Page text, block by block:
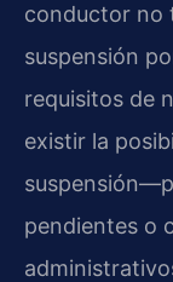
conductor no
suspensión
requisitos de
existir la
pendientes o